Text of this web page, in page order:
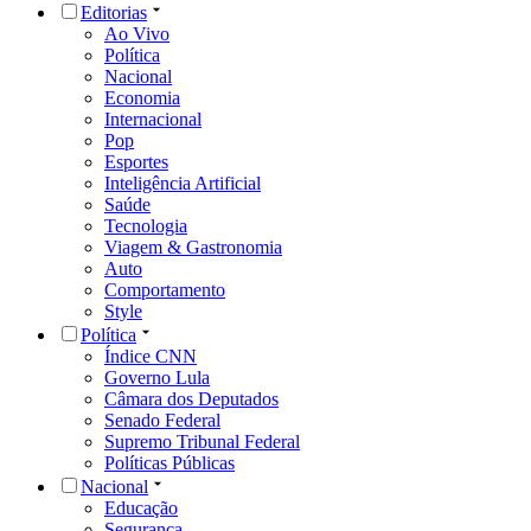
Editorias
Ao Vivo
Política
Nacional
Economia
Internacional
Pop
Esportes
Inteligência Artificial
Saúde
Tecnologia
Viagem & Gastronomia
Auto
Comportamento
Style
Política
Índice CNN
Governo Lula
Câmara dos Deputados
Senado Federal
Supremo Tribunal Federal
Políticas Públicas
Nacional
Educação